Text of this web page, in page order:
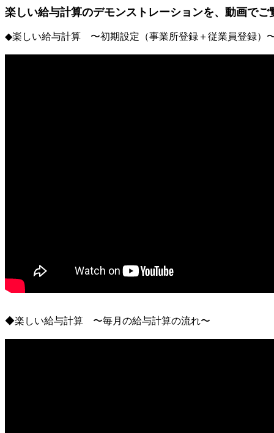
楽しい給与計算のデモンストレーションを、動画でご
◆楽しい給与計算 〜初期設定（事業所登録＋従業員登録）
◆楽しい給与計算 〜毎月の給与計算の流れ〜